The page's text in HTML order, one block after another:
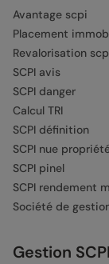
Avantage scpi
Placement
Revalorisation
SCPI avis
SCPI danger
Calcul TRI
SCPI définition
SCPI nue
SCPI pinel
SCPI rendement
Société de
Gestion SCPI